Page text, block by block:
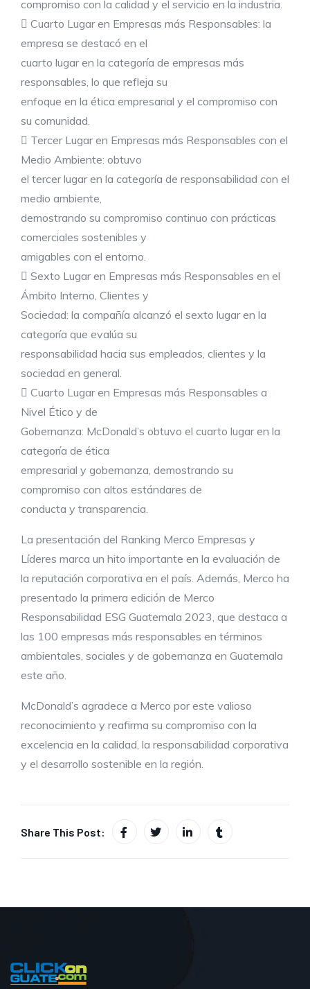
compromiso con la calidad y el servicio en la industria.
 Cuarto Lugar en Empresas más Responsables: la
empresa se destacó en el
cuarto lugar en la categoría de empresas más
responsables, lo que refleja su
enfoque en la ética empresarial y el compromiso con
su comunidad.
 Tercer Lugar en Empresas más Responsables con el
Medio Ambiente: obtuvo
el tercer lugar en la categoría de responsabilidad con el
medio ambiente,
demostrando su compromiso continuo con prácticas
comerciales sostenibles y
amigables con el entorno.
 Sexto Lugar en Empresas más Responsables en el
Ámbito Interno, Clientes y
Sociedad: la compañía alcanzó el sexto lugar en la
categoría que evalúa su
responsabilidad hacia sus empleados, clientes y la
sociedad en general.
 Cuarto Lugar en Empresas más Responsables a
Nivel Ético y de
Gobernanza: McDonald’s obtuvo el cuarto lugar en la
categoría de ética
empresarial y gobernanza, demostrando su
compromiso con altos estándares de
conducta y transparencia.
La presentación del Ranking Merco Empresas y
Líderes marca un hito importante en la evaluación de
la reputación corporativa en el país. Además, Merco ha
presentado la primera edición de Merco
Responsabilidad ESG Guatemala 2023, que destaca a
las 100 empresas más responsables en términos
ambientales, sociales y de gobernanza en Guatemala
este año.
McDonald’s agradece a Merco por este valioso
reconocimiento y reafirma su compromiso con la
excelencia en la calidad, la responsabilidad corporativa
y el desarrollo sostenible en la región.
Share This Post: